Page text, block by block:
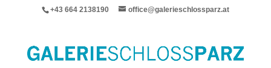
+43 664 2138190 office@galerieschlossparz.at